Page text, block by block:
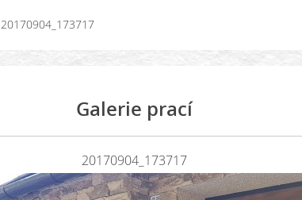
20170904_173717
Galerie prací
20170904_173717